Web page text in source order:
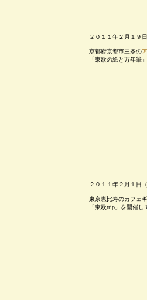
２０１１年２月１９
京都府京都市三条の
「東欧の紙と万年筆
２０１１年２月１日
東京恵比寿のカフェ
「東欧trip」を開催し